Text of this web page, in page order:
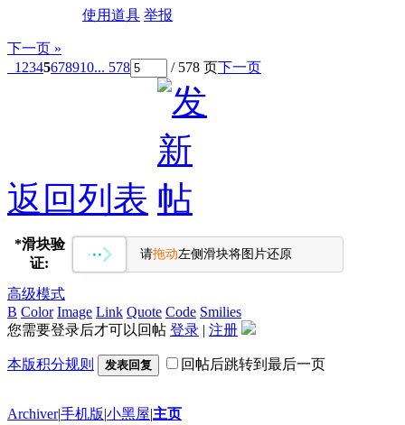
使用道具 举报
下一页 »
1 2345678910... 578 / 578 页下一页
返回列表
*滑块验
证:
请拖动左侧滑块将图片还原
高级模式
B Color Image Link Quote Code Smilies
您需要登录后才可以回帖 登录 | 注册
本版积分规则 发表回复 回帖后跳转到最后一页
Archiver|手机版|小黑屋|主页